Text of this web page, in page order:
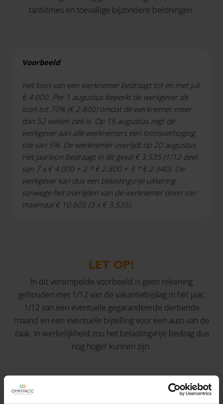
tantièmes en toevallige bijzondere beloningen.
Voorbeeld
Het loon van een werknemer bedraagt tot en met juli
€ 4.000. Per 1 augustus beperkt de werkgever dit
loon tot 70% (€ 2.800) omdat de werknemer meer
dan 52 weken ziek is. Op 15 augustus zegt de
werkgever aan alle werknemers een loonsverhoging
toe van 5%. De werknemer overlijdt op 20 augustus.
Het jaarloon bedraagt in dit geval € 3.535 (1/12 deel
van 7 x € 4.000 + 2 * € 2.800 + 3 * € 2.940). De
werkgever kan dus een belastingvrije uitkering
vanwege het overlijden van de werknemer doen van
maximaal € 10.605 (3 x € 3.535).
LET OP!
In dit versimpelde voorbeeld is geen rekening
gehouden met 1/12 van de vakantiebijslag in het jaar,
1/12 van een eventuele gegarandeerde dertiende
maand en een eventuele bijtelling voor een auto van de
zaak. In werkelijkheid zou het belastingvrije bedrag dus
nog hoger kunnen zijn.